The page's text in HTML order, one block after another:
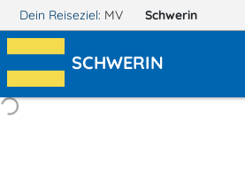
Dein Reiseziel: MV Schwerin
SCHWERIN